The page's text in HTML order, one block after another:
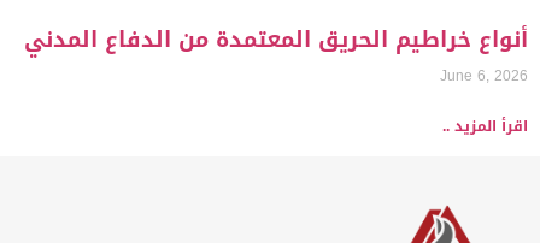
أنواع خراطيم الحريق المعتمدة من الدفاع المدني
June 6, 2026
اقرأ المزيد ..